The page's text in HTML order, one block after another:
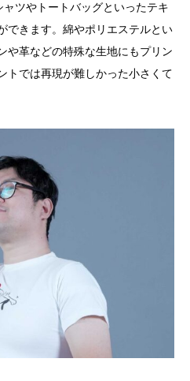
ツやトートバッグといったテキ
できます。綿やポリエステルとい
や革などの特殊な生地にもプリン
トでは再現が難しかった小さくて